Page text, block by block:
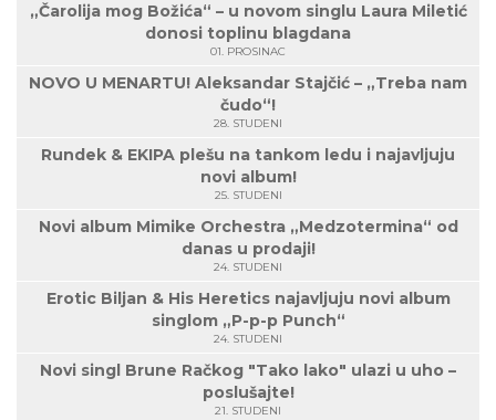
„Čarolija mog Božića“ – u novom singlu Laura Miletić
donosi toplinu blagdana
01. PROSINAC
NOVO U MENARTU! Aleksandar Stajčić – „Treba nam
čudo“!
28. STUDENI
Rundek & EKIPA plešu na tankom ledu i najavljuju
novi album!
25. STUDENI
Novi album Mimike Orchestra „Medzotermina“ od
danas u prodaji!
24. STUDENI
Erotic Biljan & His Heretics najavljuju novi album
singlom „P-p-p Punch“
24. STUDENI
Novi singl Brune Račkog "Tako lako" ulazi u uho –
poslušajte!
21. STUDENI